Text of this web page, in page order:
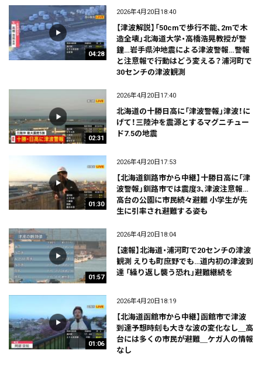
04:28
2026年4月20日18:40
【津波解説】「50cmで歩行不能、2mで木
造全壊」北海道大学・高橋浩晃教授が警
鐘…岩手県沖地震による津波警報…警報
と注意報で行動はどう変える？浦河町で
30センチの津波観測
02:31
2026年4月20日17:40
北海道の十勝日高に「津波警報」津波！に
げて！三陸沖を震源とするマグニチュー
ド7.5の地震
01:30
2026年4月20日17:53
【北海道釧路市から中継】十勝日高に「津
波警報」釧路市では震度3、津波注意報…
高台の公園に市民続々避難 小学生が先
生に引率され避難する姿も
01:57
2026年4月20日18:04
【速報】北海道・浦河町で20センチの津波
観測 えりも町庶野でも…道内初の津波到
達 「繰り返し襲う恐れ」避難継続を
01:06
2026年4月20日18:19
【北海道函館市から中継】函館市で津波
到達予想時刻も大きな波の変化なし＿高
台には多くの市民が避難＿ケガ人の情報
なし